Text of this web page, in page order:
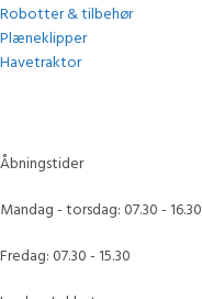
Robotter & tilbehør
Plæneklipper
Havetraktor
Åbningstider
Mandag - torsdag: 07.30 - 16.30
Fredag: 07.30 - 15.30